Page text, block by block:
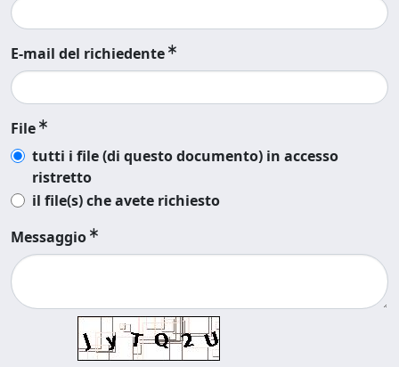
E-mail del richiedente
File
tutti i file (di questo documento) in accesso
ristretto
il file(s) che avete richiesto
Messaggio